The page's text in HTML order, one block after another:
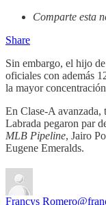
Comparte esta
Share
Sin embargo, el hijo
oficiales con además
la mayor
En Clase-A
Labrada pegaron par
MLB Pipeline, Jairo
Eugene Emeralds.
Francys Romero